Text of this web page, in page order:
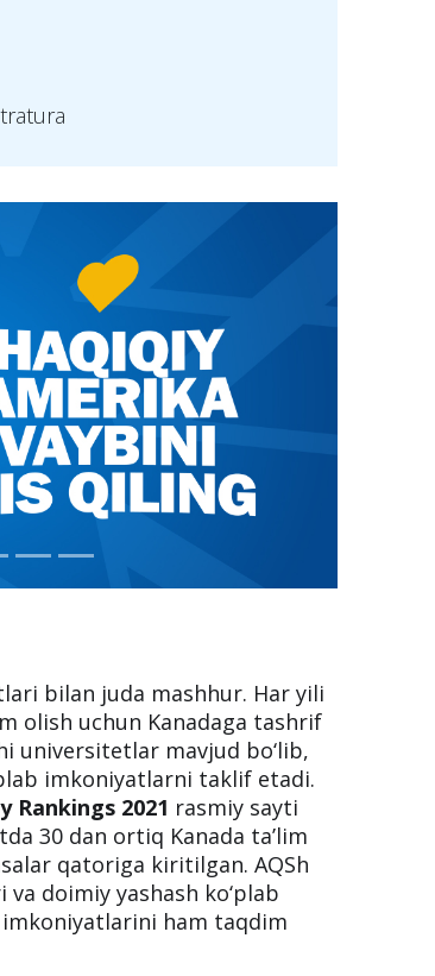
bilan juda mashhur. Har yili
olish uchun Kanadaga tashrif
universitetlar mavjud bo‘lib,
imkoniyatlarni taklif etadi.
Rankings 2021 rasmiy sayti
30 dan ortiq Kanada ta’lim
qatoriga kiritilgan. AQSh
doimiy yashash ko‘plab
ham taqdim